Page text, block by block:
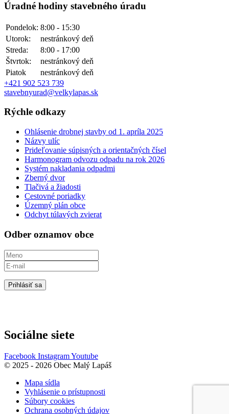
Úradné hodiny stavebného úradu
Pondelok: 8:00 - 15:30
Utorok:
nestránkový deň
Streda:
8:00 - 17:00
Štvrtok:
nestránkový deň
Piatok
nestránkový deň
+421 902 523 739
stavebnyurad@velkylapas.sk
Rýchle odkazy
Ohlásenie drobnej stavby od 1. apríla 2025
Názvy ulíc
Prideľovanie súpisných a orientačných čísel
Harmonogram odvozu odpadu na rok 2026
Systém nakladania odpadmi
Zberný dvor
Tlačivá a žiadosti
Cestovné poriadky
Územný plán obce
Odchyt túlavých zvierat
Odber oznamov obce
Prihlásiť sa
Sociálne siete
Facebook InstagramYoutube
© 2025 - 2026 Obec Malý Lapáš
Mapa sídla
Vyhlásenie o prístupnosti
Súbory cookies
Ochrana osobných údajov